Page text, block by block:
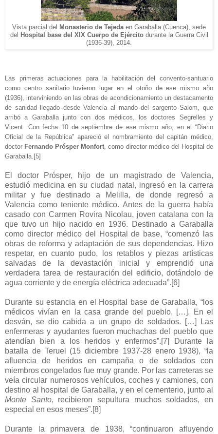
Vista parcial del Monasterio de Tejedaen Garaballa (Cuenca), sede
del Hospital base del XIX Cuerpo de Ejércitodurante la Guerra Civil
(1936-39), 2014.
Las primeras actuaciones para la habilitación del convento-santuario
como centro sanitario tuvieron lugar en el otoño de ese mismo año
(1936), interviniendo en las obras de acondicionamiento un destacamento
de sanidad llegado desde Valencia al mando del sargento Salom, que
arribó a Garaballa junto con dos médicos, los doctores Segrelles y
Vicent. Con fecha 10 de septiembre de ese mismo año, en el “Diario
Oficial de la República” apareció el nombramiento del capitán médico,
doctor Fernando Prósper Monfort, como director médico del Hospital de
Garaballa. [5]
El doctor Prósper, hijo de un magistrado de Valencia,
estudió medicina en su ciudad natal, ingresó en la carrera
militar y fue destinado a Melilla, de donde regresó a
Valencia como teniente médico. Antes de la guerra había
casado con Carmen Rovira Nicolau, joven catalana con la
que tuvo un hijo nacido en 1936. Destinado a Garaballa
como director médico del Hospital de base, “comenzó las
obras de reforma y adaptación de sus dependencias. Hizo
respetar, en cuanto pudo, los retablos y piezas artísticas
salvadas de la devastación inicial y emprendió una
verdadera tarea de restauración del edificio, dotándolo de
agua corriente y de energía eléctrica adecuada”.[6]
Durante su estancia en el Hospital base de Garaballa, “los
médicos vivían en la casa grande del pueblo, […]. En el
desván, se dio cabida a un grupo de soldados. […] Las
enfermeras y ayudantes fueron muchachas del pueblo que
atendían bien a los heridos y enfermos”.[7] Durante la
batalla de Teruel (15 diciembre 1937-28 enero 1938), “la
afluencia de heridos en campaña o de soldados con
miembros congelados fue muy grande. Por las carreteras se
veía circular numerosos vehículos, coches y camiones, con
destino al hospital de Garaballa, y en el cementerio, junto al
Monte Santo, recibieron sepultura muchos soldados, en
especial en esos meses”.[8]
Durante la primavera de 1938, “continuaron afluyendo